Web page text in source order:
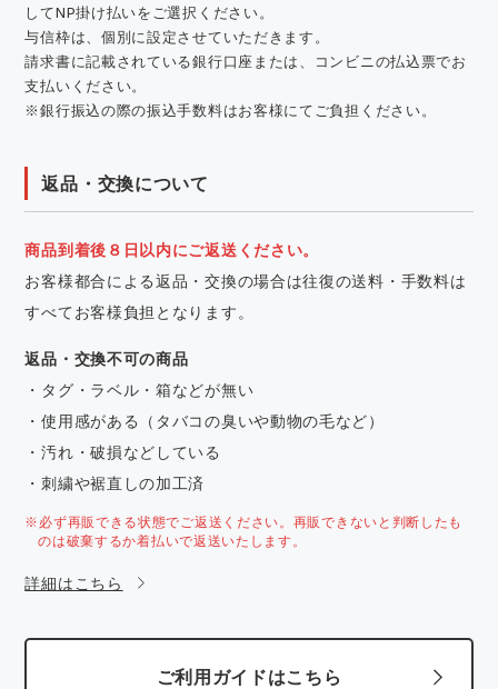
してNP掛け払いをご選択ください。
与信枠は、個別に設定させていただきます。
請求書に記載されている銀行口座または、コンビニの払込票でお
支払いください。
※銀行振込の際の振込手数料はお客様にてご負担ください。
返品・交換について
商品到着後８日以内にご返送ください。
お客様都合による返品・交換の場合は往復の送料・手数料は
すべてお客様負担となります。
返品・交換不可の商品
・タグ・ラベル・箱などが無い
・使用感がある（タバコの臭いや動物の毛など）
・汚れ・破損などしている
・刺繍や裾直しの加工済
※必ず再販できる状態でご返送ください。再販できないと判断したも
のは破棄するか着払いで返送いたします。
詳細はこちら
ご利用ガイドはこちら